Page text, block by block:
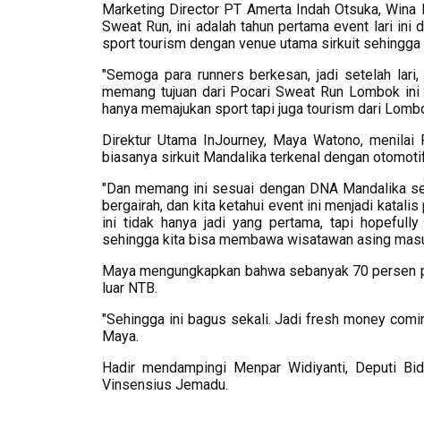
Marketing Director PT Amerta Indah Otsuka,
Sweat Run, ini adalah tahun pertama event lari
sport tourism dengan venue utama sirkuit
"Semoga para runners berkesan, jadi setelah
memang tujuan dari Pocari Sweat Run Lombok
hanya memajukan sport tapi juga tourism dari
Direktur Utama InJourney, Maya Watono,
biasanya sirkuit Mandalika terkenal dengan
"Dan memang ini sesuai dengan DNA Mandalika
bergairah, dan kita ketahui event ini menjadi
ini tidak hanya jadi yang pertama, tapi
sehingga kita bisa membawa wisatawan asing
Maya mengungkapkan bahwa sebanyak 70
luar NTB.
"Sehingga ini bagus sekali. Jadi fresh money
Maya.
Hadir mendampingi Menpar Widiyanti, Deputi
Vinsensius Jemadu.